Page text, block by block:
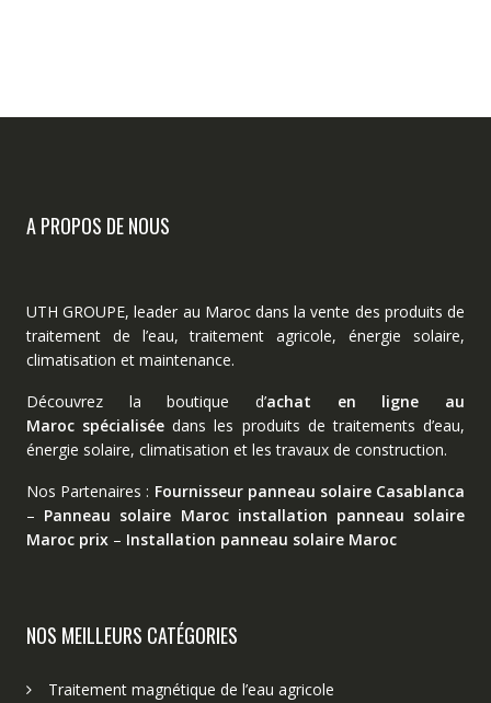
A PROPOS DE NOUS
UTH GROUPE, leader au Maroc dans la vente des produits de
traitement de l’eau, traitement agricole, énergie solaire,
climatisation et maintenance.
Découvrez la boutique d’achat en ligne au
Maroc spécialiséedans les produits de traitements d’eau,
énergie solaire, climatisation et les travaux de construction.
Nos Partenaires : Fournisseur panneau solaire Casablanca
– Panneau solaire Maroc installation panneau solaire
Maroc prix– Installation panneau solaire Maroc
NOS MEILLEURS CATÉGORIES
Traitement magnétique de l’eau agricole